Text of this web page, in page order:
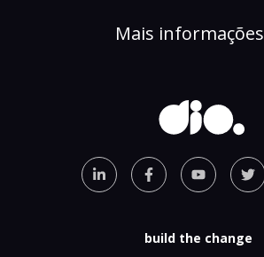
Mais informações
build the change